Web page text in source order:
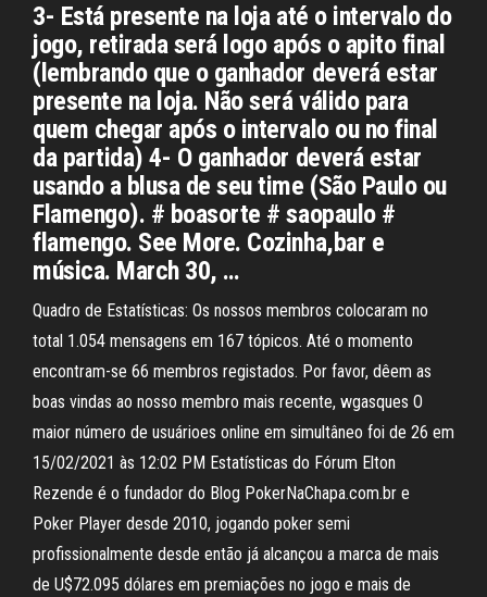
3- Está presente na loja até o intervalo do
jogo, retirada será logo após o apito final
(lembrando que o ganhador deverá estar
presente na loja. Não será válido para
quem chegar após o intervalo ou no final
da partida) 4- O ganhador deverá estar
usando a blusa de seu time (São Paulo ou
Flamengo). # boasorte # saopaulo #
flamengo. See More. Cozinha,bar e
música. March 30, …
Quadro de Estatísticas: Os nossos membros colocaram no
total 1.054 mensagens em 167 tópicos. Até o momento
encontram-se 66 membros registados. Por favor, dêem as
boas vindas ao nosso membro mais recente, wgasques O
maior número de usuárioes online em simultâneo foi de 26 em
15/02/2021 às 12:02 PM Estatísticas do Fórum Elton
Rezende é o fundador do Blog PokerNaChapa.com.br e
Poker Player desde 2010, jogando poker semi
profissionalmente desde então já alcançou a marca de mais
de U$72.095 dólares em premiações no jogo e mais de